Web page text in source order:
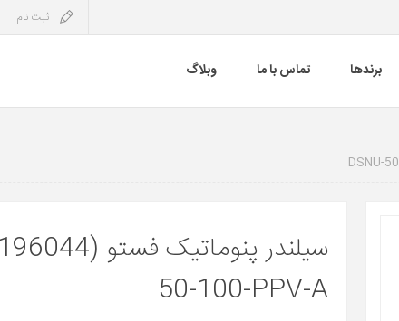
ثبت نام
برندها تماس با ما وبلاگ
50-100-PPV-A